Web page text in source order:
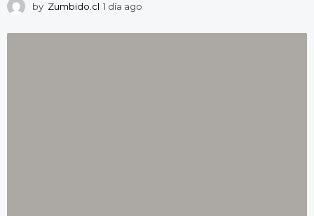
by Zumbido.cl 1 día ago
í